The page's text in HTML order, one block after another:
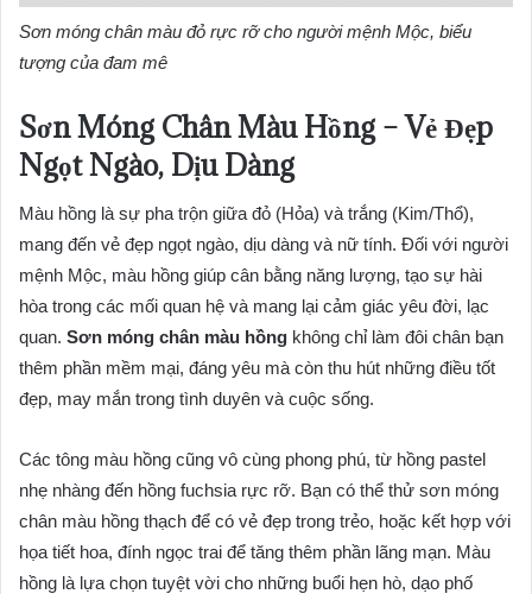
Sơn móng chân màu đỏ rực rỡ cho người mệnh Mộc, biểu
tượng của đam mê
Sơn Móng Chân Màu Hồng – Vẻ Đẹp
Ngọt Ngào, Dịu Dàng
Màu hồng là sự pha trộn giữa đỏ (Hỏa) và trắng (Kim/Thổ),
mang đến vẻ đẹp ngọt ngào, dịu dàng và nữ tính. Đối với người
mệnh Mộc, màu hồng giúp cân bằng năng lượng, tạo sự hài
hòa trong các mối quan hệ và mang lại cảm giác yêu đời, lạc
quan. Sơn móng chân màu hồng không chỉ làm đôi chân bạn
thêm phần mềm mại, đáng yêu mà còn thu hút những điều tốt
đẹp, may mắn trong tình duyên và cuộc sống.
Các tông màu hồng cũng vô cùng phong phú, từ hồng pastel
nhẹ nhàng đến hồng fuchsia rực rỡ. Bạn có thể thử sơn móng
chân màu hồng thạch để có vẻ đẹp trong trẻo, hoặc kết hợp với
họa tiết hoa, đính ngọc trai để tăng thêm phần lãng mạn. Màu
hồng là lựa chọn tuyệt vời cho những buổi hẹn hò, dạo phố